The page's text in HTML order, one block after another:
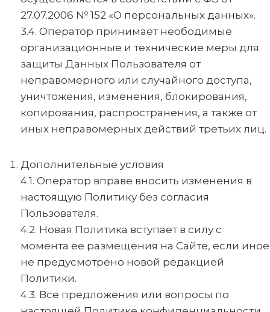
27.07.2006 № 152 «О персональных данных».
3.4. Оператор принимает неободимые
организационные и технические меры для
защиты Данных Пользователя от
неправомерного или случайного доступа,
уничтожения, изменения, блокирования,
копирования, распространения, а также от
иных неправомерных действий третьих лиц.
Дополнительные условия
4.1. Оператор вправе вносить изменения в
настоящую Политику без согласия
Пользователя.
4.2. Новая Политика вступает в силу с
момента ее размещения на Сайте, если иное
не предусмотрено новой редакцией
Политики.
4.3. Все предложения или вопросы по